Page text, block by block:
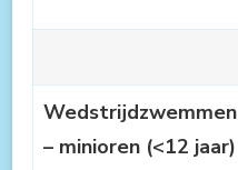
Wedstrijdzwemmen
– minioren (<12 jaar)